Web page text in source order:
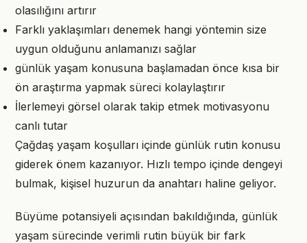
olasılığını artırır
Farklı yaklaşımları denemek hangi yöntemin size
uygun olduğunu anlamanızı sağlar
günlük yaşam konusuna başlamadan önce kısa bir
ön araştırma yapmak süreci kolaylaştırır
İlerlemeyi görsel olarak takip etmek motivasyonu
canlı tutar
Çağdaş yaşam koşulları içinde günlük rutin konusu
giderek önem kazanıyor. Hızlı tempo içinde dengeyi
bulmak, kişisel huzurun da anahtarı haline geliyor.
Büyüme potansiyeli açısından bakıldığında, günlük
yaşam sürecinde verimli rutin büyük bir fark